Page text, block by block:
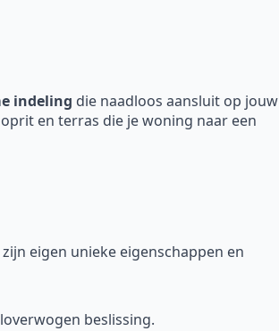
indeling die naadloos aansluit op jouw
en terras die je woning naar een
eigen unieke eigenschappen en
beslissing.